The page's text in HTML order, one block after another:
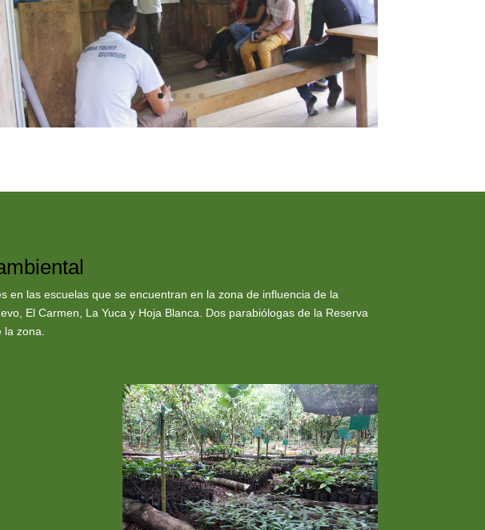
las escuelas que se encuentran en la zona de influencia de la
El Carmen, La Yuca y Hoja Blanca. Dos parabiólogas de la Reserva
zona.